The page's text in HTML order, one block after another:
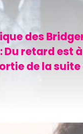
des
Du retard est
de la suite